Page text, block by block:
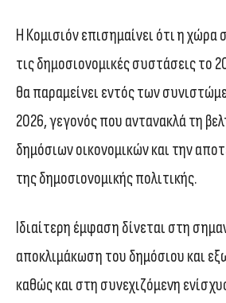
Η Κομισιόν επισημαίνει ότι η
τις δημοσιονομικές συστάσεις το
θα παραμείνει εντός των
2026, γεγονός που αντανακλά τη
δημόσιων οικονομικών και την
της δημοσιονομικής πολιτικής.
Ιδιαίτερη έμφαση δίνεται στη
αποκλιμάκωση του δημόσιου και
καθώς και στη συνεχιζόμενη